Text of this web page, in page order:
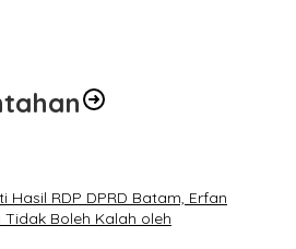
Hasil RDP DPRD Batam, Erfan
Boleh Kalah oleh